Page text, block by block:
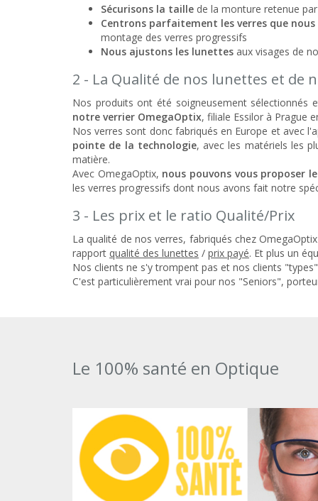
Sécurisons la taille de la monture retenue
Centrons parfaitement les verres que
montage des verres progressifs
Nous ajustons les lunettes aux visages de
2 - La Qualité de nos lunettes et de
Nos produits ont été soigneusement sélectionnés
notre verrier OmegaOptix, filiale Essilor à Prague
Nos verres sont donc fabriqués en Europe et avec
pointe de la technologie, avec les matériels les
matière.
Avec OmegaOptix, nous pouvons vous proposer
les verres progressifs dont nous avons fait notre
3 - Les prix et le ratio Qualité/Prix
La qualité de nos verres, fabriqués chez
rapport qualité des lunettes / prix payé. Et plus un
Nos clients ne s'y trompent pas et nos clients
C'est particulièrement vrai pour nos "Seniors",
Le 100% santé en Optique